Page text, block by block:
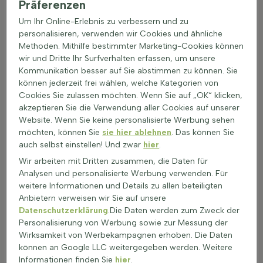
Biodiversität bei, indem sie Nahrung und Schutz für Insekten
und andere Tiere bieten. Sie fördern ein gesundes Ökosystem
und erhöhen die Resistenz des Gartens gegen Krankheiten
und Schädlinge.
Anwendung in kalten Regionen & exponierten
Lagen
Winterharte Pflanzen sind ideal für Gärten in kalten Regionen.
Diese frostresistenten Gartenpflanzen sind robust und
pflegeleicht. Sie bieten viele Anwendungsmöglichkeiten im
Garten:
Winterharte Pflanzen als Border: Sie schaffen Struktur
und Farbe, auch im Winter.
Gruppen- oder Vakbeplantung: Ideal für ein
harmonisches Gesamtbild im Garten.
Solitärpflanzen: Setzen Akzente und ziehen Blicke auf
sich.
Hecken oder Sichtschutz: Bieten Privatsphäre und Schutz
vor Wind.
Randbeplantung: Perfekt für die Einfassung von Wegen
und Beeten.
Präferenzen
Um Ihr Online-Erlebnis zu verbessern und zu
personalisieren, verwenden wir Cookies und ähnliche
Methoden. Mithilfe bestimmter Marketing-Cookies können
wir und Dritte Ihr Surfverhalten erfassen, um unsere
Kommunikation besser auf Sie abstimmen zu können. Sie
können jederzeit frei wählen, welche Kategorien von
Cookies Sie zulassen möchten. Wenn Sie auf „OK“ klicken,
akzeptieren Sie die Verwendung aller Cookies auf unserer
Website. Wenn Sie keine personalisierte Werbung sehen
möchten, können Sie sie hier ablehnen. Das können Sie
auch selbst einstellen! Und zwar hier.
Wir arbeiten mit Dritten zusammen, die Daten für
Analysen und personalisierte Werbung verwenden. Für
weitere Informationen und Details zu allen beteiligten
Anbietern verweisen wir Sie auf unsere
Datenschutzerklärung.Die Daten werden zum Zweck der
Personalisierung von Werbung sowie zur Messung der
Wirksamkeit von Werbekampagnen erhoben. Die Daten
können an Google LLC weitergegeben werden. Weitere
Informationen finden Sie hier.